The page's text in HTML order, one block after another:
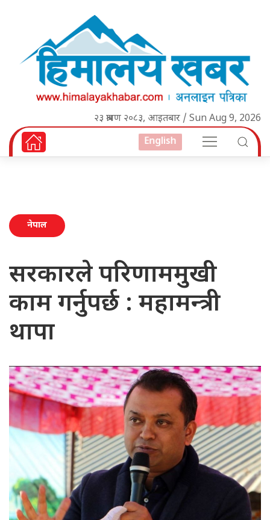
२३ श्रावण २०८३, आइतबार / Sun Aug 9, 2026
English
नेपाल
सरकारले परिणाममुखी
काम गर्नुपर्छ : महामन्त्री
थापा